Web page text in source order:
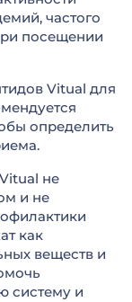
частого
посещении
Vitual для
определить
не
и не
как
веществ и
систему и